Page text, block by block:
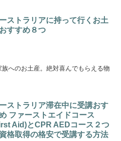
ストラリアに持って行くお土
すすめ８つ
へのお土産。絶対喜んでもらえる物
ストラリア滞在中に受講おす
ファーストエイドコース
Aid)とCPR AEDコース２つ
格取得の格安で受講する方法